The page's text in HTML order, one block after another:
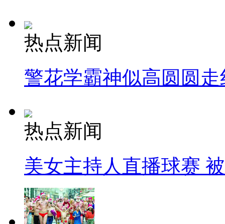
热点新闻
警花学霸神似高圆圆走
热点新闻
美女主持人直播球赛